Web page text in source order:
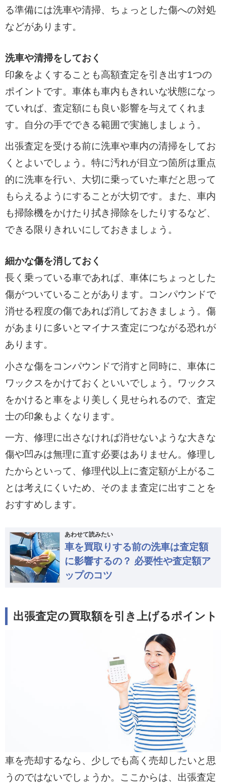
る準備には洗車や清掃、ちょっとした傷への対処
などがあります。
洗車や清掃をしておく
印象をよくすることも高額査定を引き出す1つの
ポイントです。車体も車内もきれいな状態になっ
ていれば、査定額にも良い影響を与えてくれま
す。自分の手でできる範囲で実施しましょう。
出張査定を受ける前に洗車や車内の清掃をしてお
くとよいでしょう。特に汚れが目立つ箇所は重点
的に洗車を行い、大切に乗っていた車だと思って
もらえるようにすることが大切です。また、車内
も掃除機をかけたり拭き掃除をしたりするなど、
できる限りきれいにしておきましょう。
細かな傷を消しておく
長く乗っている車であれば、車体にちょっとした
傷がついていることがあります。コンパウンドで
消せる程度の傷であれば消しておきましょう。傷
があまりに多いとマイナス査定につながる恐れが
あります。
小さな傷をコンパウンドで消すと同時に、車体に
ワックスをかけておくといいでしょう。ワックス
をかけると車をより美しく見せられるので、査定
士の印象もよくなります。
一方、修理に出さなければ消せないような大きな
傷や凹みは無理に直す必要はありません。修理し
たからといって、修理代以上に査定額が上がるこ
とは考えにくいため、そのまま査定に出すことを
おすすめします。
あわせて読みたい
車を買取りする前の洗車は査定額
に影響するの？ 必要性や査定額ア
ップのコツ
出張査定の買取額を引き上げるポイント
車を売却するなら、少しでも高く売却したいと思
うのではないでしょうか。ここからは、出張査定